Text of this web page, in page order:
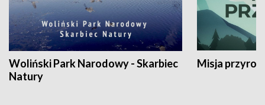
Woliński Park Narodowy - Skarbiec
Natury
Misja